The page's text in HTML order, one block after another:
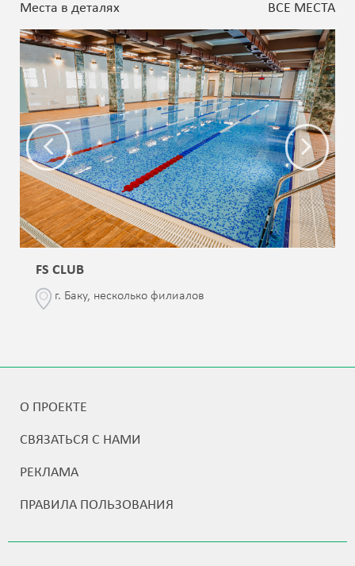
Места в деталях ВСЕ МЕСТА
FS CLUB
г. Баку, несколько филиалов
О ПРОЕКТЕ
СВЯЗАТЬСЯ С НАМИ
РЕКЛАМА
ПРАВИЛА ПОЛЬЗОВАНИЯ